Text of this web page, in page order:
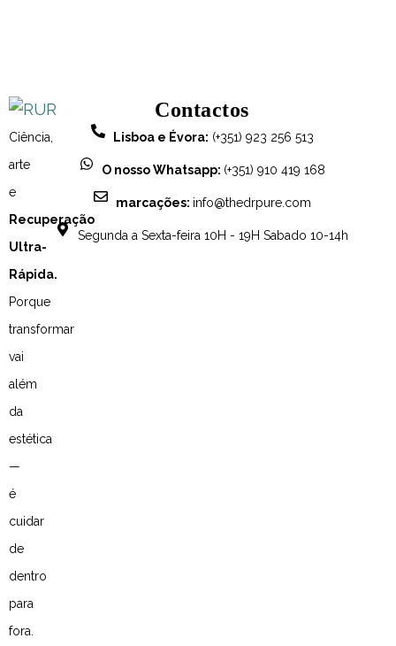
Ciência,
arte
e
Recuperação
Ultra-
Rápida.
Porque
transformar
vai
além
da
estética
—
é
cuidar
de
dentro
para
fora.
Contactos
Lisboa e Évora: (+351) 923 256 513
O nosso Whatsapp: (+351) 910 419 168
marcações: info@thedrpure.com
Segunda a Sexta-feira 10H - 19H Sabado 10-14h